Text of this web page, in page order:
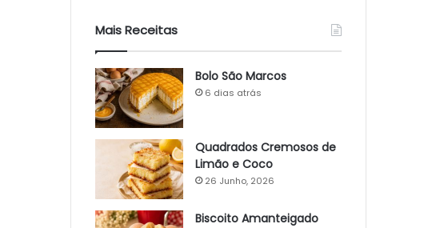
Mais Receitas
Bolo São Marcos
6 dias atrás
Quadrados Cremosos de
Limão e Coco
26 Junho, 2026
Biscoito Amanteigado